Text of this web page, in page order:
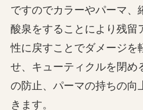
ですのでカラーやパーマ、
酸泉をすることにより残留
性に戻すことでダメージを
せ、キューティクルを閉め
の防止、パーマの持ちの向
きます。